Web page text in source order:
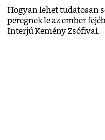
Hogyan lehet tudatosan
peregnek le az ember
Interjú Kemény Zsófival.